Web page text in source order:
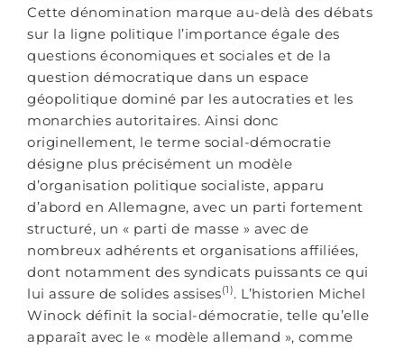
Cette dénomination marque au-delà des débats
sur la ligne politique l’importance égale des
questions économiques et sociales et de la
question démocratique dans un espace
géopolitique dominé par les autocraties et les
monarchies autoritaires. Ainsi donc
originellement, le terme social-démocratie
désigne plus précisément un modèle
d’organisation politique socialiste, apparu
d’abord en Allemagne, avec un parti fortement
structuré, un « parti de masse » avec de
nombreux adhérents et organisations affiliées,
dont notamment des syndicats puissants ce qui
lui assure de solides assises(1). L’historien Michel
Winock définit la social-démocratie, telle qu’elle
apparaît avec le « modèle allemand », comme